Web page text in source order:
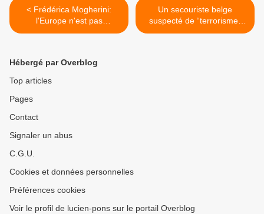
< Frédérica Mogherini:
l'Europe n'est pas
intéressée par l'isolation de
Un secouriste belge
suspecté de “terrorisme”
après s’être porté volontaire
Hébergé par Overblog
Top articles
Pages
Contact
Signaler un abus
C.G.U.
Cookies et données personnelles
Préférences cookies
Voir le profil de lucien-pons sur le portail Overblog